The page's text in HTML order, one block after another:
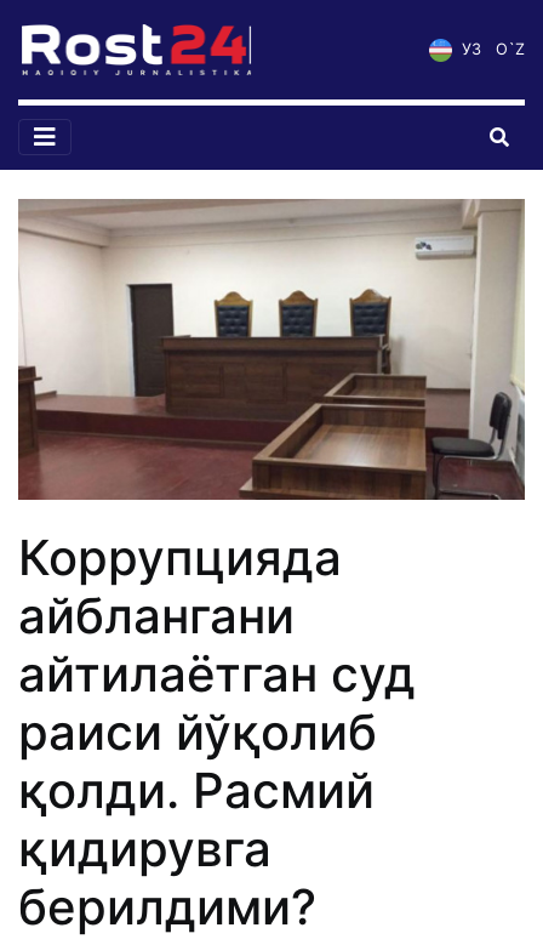
УЗ O`Z
Коррупцияда
айблангани
айтилаётган суд
раиси йўқолиб
қолди. Расмий
қидирувга
берилдими?